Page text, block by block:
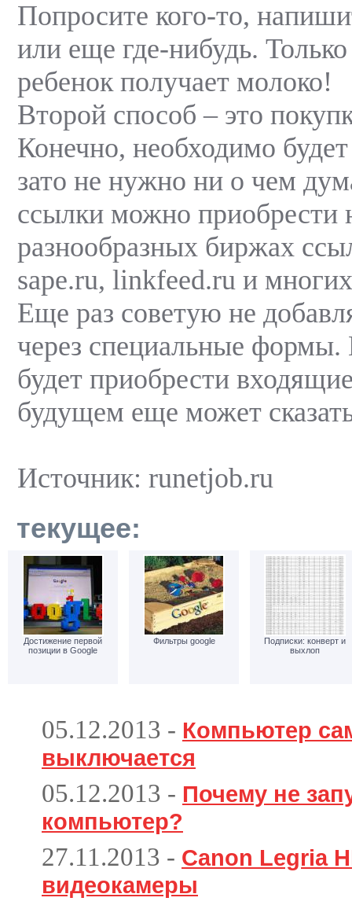
Попросите кого-то,
или еще где-нибудь.
ребенок получает молоко!
Второй способ – это
Конечно, необходимо
зато не нужно ни о чем
ссылки можно приобрести
разнообразных биржах
sape.ru, linkfeed.ru и
Еще раз советую не
через специальные
будет приобрести
будущем еще может
Источник: runetjob.ru
текущее:
Достижение первой
позиции в Google
Фильтры google
Подписки: конверт и
выхлоп
05.12.2013 - Компьютер
выключается
05.12.2013 - Почему не
компьютер?
27.11.2013 - Canon Legria
видеокамеры